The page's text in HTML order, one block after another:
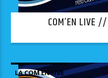
COM’EN LIVE
LA COM EN LIVE